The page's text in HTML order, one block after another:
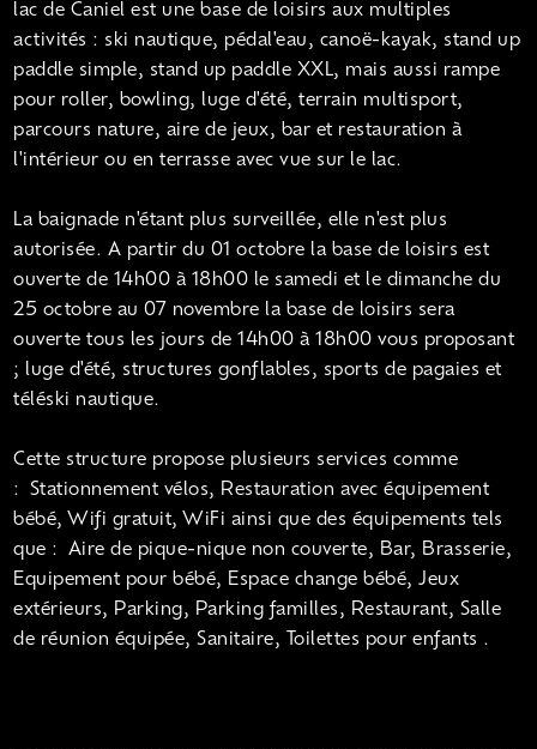
lac de Caniel est une base de loisirs aux multiples
activités : ski nautique, pédal'eau, canoë-kayak, stand up
paddle simple, stand up paddle XXL, mais aussi rampe
pour roller, bowling, luge d'été, terrain multisport,
parcours nature, aire de jeux, bar et restauration à
l'intérieur ou en terrasse avec vue sur le lac.
La baignade n'étant plus surveillée, elle n'est plus
autorisée. A partir du 01 octobre la base de loisirs est
ouverte de 14h00 à 18h00 le samedi et le dimanche du
25 octobre au 07 novembre la base de loisirs sera
ouverte tous les jours de 14h00 à 18h00 vous proposant
; luge d'été, structures gonflables, sports de pagaies et
téléski nautique.
Cette structure propose plusieurs services comme
:
Stationnement vélos, Restauration avec équipement
bébé, Wifi gratuit, WiFi ainsi que des équipements tels
que :
Aire de pique-nique non couverte, Bar, Brasserie,
Equipement pour bébé, Espace change bébé, Jeux
extérieurs, Parking, Parking familles, Restaurant, Salle
de réunion équipée, Sanitaire, Toilettes pour enfants .